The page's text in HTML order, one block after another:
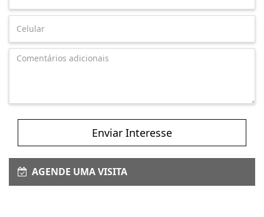
Enviar Interesse
AGENDE UMA VISITA